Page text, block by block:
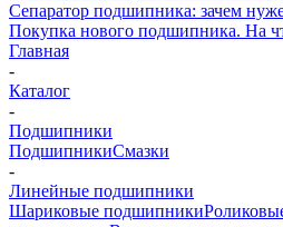
Сепаратор подшипника: зачем
Покупка нового подшипника. На
Главная
-
Каталог
-
Подшипники
ПодшипникиСмазки
-
Линейные подшипники
Шариковые подшипники